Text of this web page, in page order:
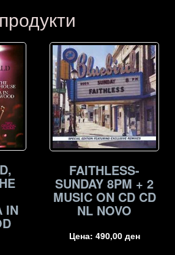
IN
FAITHLESS-
SUNDAY 8PM + 2
MUSIC ON CD CD
NL NOVO
Цена: 490,00 ден